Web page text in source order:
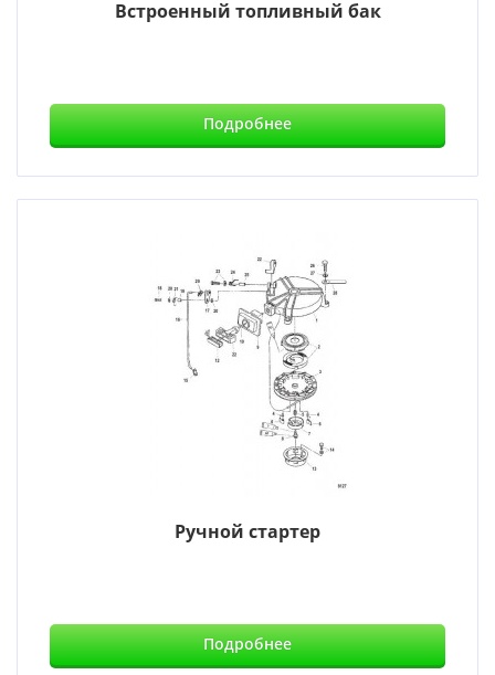
Встроенный топливный бак
Подробнее
Ручной стартер
Подробнее